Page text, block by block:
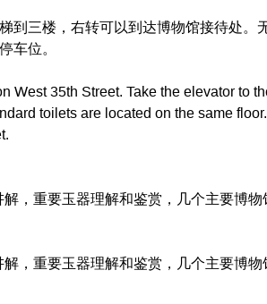
到三楼，右转可以到达博物馆接待处。
车位。
West 35th Street. Take the elevator to
toilets are located on the same
，重要玉器理解和鉴赏，几个主要博物
，重要玉器理解和鉴赏，几个主要博物